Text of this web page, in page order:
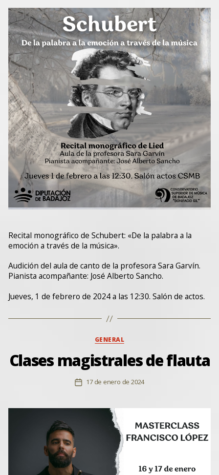
entrada
Recital monográfico de Schubert: «De la palabra a la
emoción a través de la música».
Audición del aula de canto de la profesora Sara Garvín.
Pianista acompañante: José Alberto Sancho.
Jueves, 1 de febrero de 2024 a las 12:30. Salón de actos.
Categorías
GENERAL
Clases magistrales de flauta
Fecha
entrada
17 de enero de 2024